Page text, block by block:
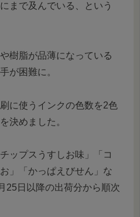
まで及んでいる、という
樹脂が品薄になっている
が困難に。
に使うインクの色数を2色
決めました。
ップスうすしお味」「コ
」「かっぱえびせん」な
25日以降の出荷分から順次